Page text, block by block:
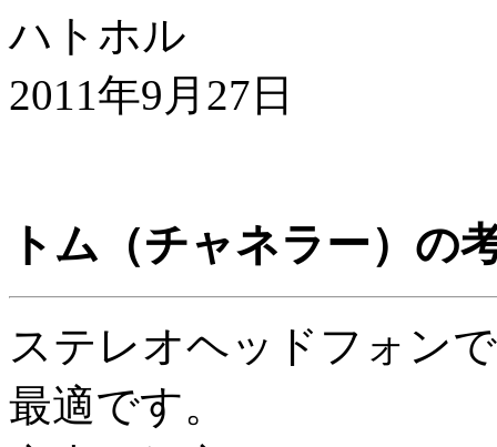
ハトホル
2011年9月27日
トム（チャネラー）の
ステレオヘッドフォン
最適です。